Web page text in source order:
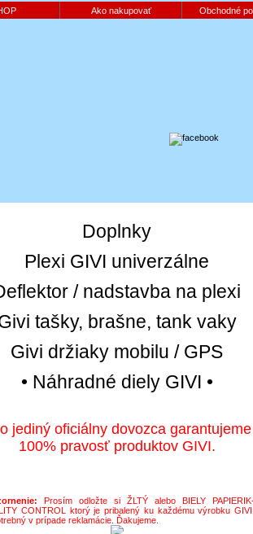
Ako nakupovať Obchodné
Doplnky
Plexi GIVI univerzálne
/ nadstavba na plexi
tašky, brašne, tank vaky
Givi držiaky mobilu / GPS
• Náhradné diely GIVI •
jediný oficiálny dovozca garantujeme
100% pravosť produktov GIVI.
Prosím odložte si ŽLTÝ alebo BIELY
CONTROL ktorý je pribalený ku každému výrobku GIVI.
v prípade reklamácie. Ďakujeme.